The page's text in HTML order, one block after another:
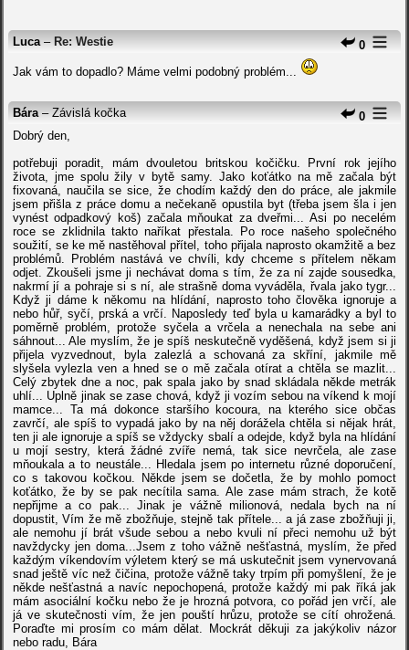
0
Luca– Re: Westie
Jak vám to dopadlo? Máme velmi podobný problém...
0
Bára– Závislá kočka
Dobrý den,
potřebuji poradit, mám dvouletou britskou kočičku. První rok jejího
života, jme spolu žily v bytě samy. Jako koťátko na mě začala být
fixovaná, naučila se sice, že chodím každý den do práce, ale jakmile
jsem přišla z práce domu a nečekaně opustila byt (třeba jsem šla i jen
vynést odpadkový koš) začala mňoukat za dveřmi... Asi po necelém
roce se zklidnila takto naříkat přestala. Po roce našeho společného
soužití, se ke mě nastěhoval přítel, toho přijala naprosto okamžitě a bez
problémů. Problém nastává ve chvíli, kdy chceme s přítelem někam
odjet. Zkoušeli jsme ji nechávat doma s tím, že za ní zajde sousedka,
nakrmí jí a pohraje si s ní, ale strašně doma vyváděla, řvala jako tygr...
Když ji dáme k někomu na hlídání, naprosto toho člověka ignoruje a
nebo hůř, syčí, prská a vrčí. Naposledy teď byla u kamarádky a byl to
poměrně problém, protože syčela a vrčela a nenechala na sebe ani
sáhnout... Ale myslím, že je spíš neskutečně vyděšená, když jsem si ji
přijela vyzvednout, byla zalezlá a schovaná za skříní, jakmile mě
slyšela vylezla ven a hned se o mě začala otírat a chtěla se mazlit...
Celý zbytek dne a noc, pak spala jako by snad skládala někde metrák
uhlí... Uplně jinak se zase chová, když ji vozím sebou na víkend k mojí
mamce... Ta má dokonce staršího kocoura, na kterého sice občas
zavrčí, ale spíš to vypadá jako by na něj dorážela chtěla si nějak hrát,
ten ji ale ignoruje a spíš se vždycky sbalí a odejde, když byla na hlídání
u mojí sestry, která žádné zvíře nemá, tak sice nevrčela, ale zase
mňoukala a to neustále... Hledala jsem po internetu různé doporučení,
co s takovou kočkou. Někde jsem se dočetla, že by mohlo pomoct
koťátko, že by se pak necítila sama. Ale zase mám strach, že kotě
nepřijme a co pak... Jinak je vážně milionová, nedala bych na ní
dopustit, Vím že mě zbožňuje, stejně tak přítele... a já zase zbožňuji ji,
ale nemohu jí brát všude sebou a nebo kvuli ní přeci nemohu už být
navždycky jen doma...Jsem z toho vážně nešťastná, myslím, že před
každým víkendovím výletem který se má uskutečnit jsem vynervovaná
snad ještě víc než čičina, protože vážně taky trpím při pomyšlení, že je
někde nešťastná a navíc nepochopená, protože každý mi pak říká jak
mám asociální kočku nebo že je hrozná potvora, co pořád jen vrčí, ale
já ve skutečnosti vím, že jen pouští hrůzu, protože se cítí ohrožená.
Poraďte mi prosím co mám dělat. Mockrát děkuji za jakýkoliv názor
nebo radu, Bára